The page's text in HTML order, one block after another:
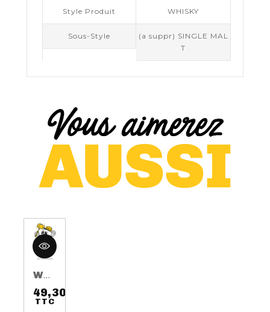
Style Produit WHISKY
Sous-Style
(a suppr) SINGLE MAL
T
WHISKY AUGUST 17TH 3 ANS 50CL 40%
49,30 €
TTCPrix